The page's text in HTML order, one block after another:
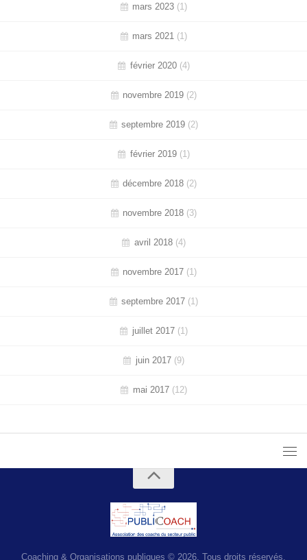
mars 2023 (1)
mars 2021 (1)
février 2020(4)
novembre 2019 (2)
septembre 2019 (2)
février 2019(1)
décembre 2018 (2)
novembre 2018 (3)
avril 2018(4)
novembre 2017 (1)
septembre 2017 (1)
juillet 2017(1)
juin 2017(9)
mai 2017(12)
Coaching & Organisations publiques © 2026. Tous droits réservés.